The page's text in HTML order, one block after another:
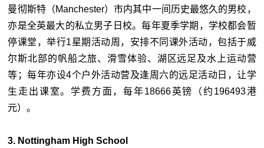
曼彻斯特（Manchester）市内其中一间历史最悠久的男校，
亦是全英最大的私立男子日校。每年夏季学期，学校都会暂
停课堂，举行1星期活动周，安排不同课外活动，包括于威
尔斯北部的帆船之旅、滑雪体验、湖区远足及水上运动营
等；每年亦设4个户外活动营及逢周六的远足活动日，让学
生走出课室。学费方面，每年18666英镑（约196493港
元）。
3. Nottingham High School